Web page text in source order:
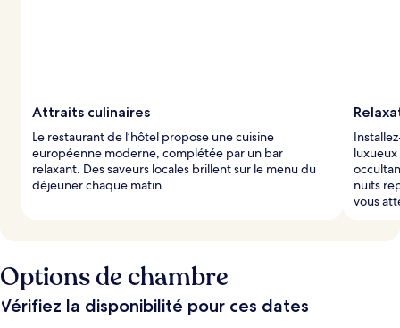
Attraits culinaires
Le restaurant de l’hôtel propose une cuisine
européenne moderne, complétée par un bar
relaxant. Des saveurs locales brillent sur le menu du
déjeuner chaque matin.
nuits
vous
Options de chambre
Vérifiez la disponibilité pour ces dates